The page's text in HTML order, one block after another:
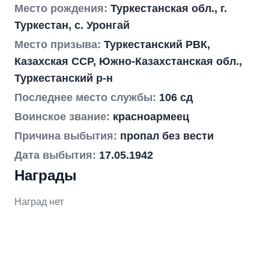
Место рождения: Туркестанская обл., г.
Туркестан, с. Уронгай
Место призыва: Туркестанский РВК,
Казахская ССР, Южно-Казахстанская обл.,
Туркестанский р-н
Последнее место службы: 106 сд
Воинское звание: красноармеец
Причина выбытия: пропал без вести
Дата выбытия: 17.05.1942
Награды
Наград нет